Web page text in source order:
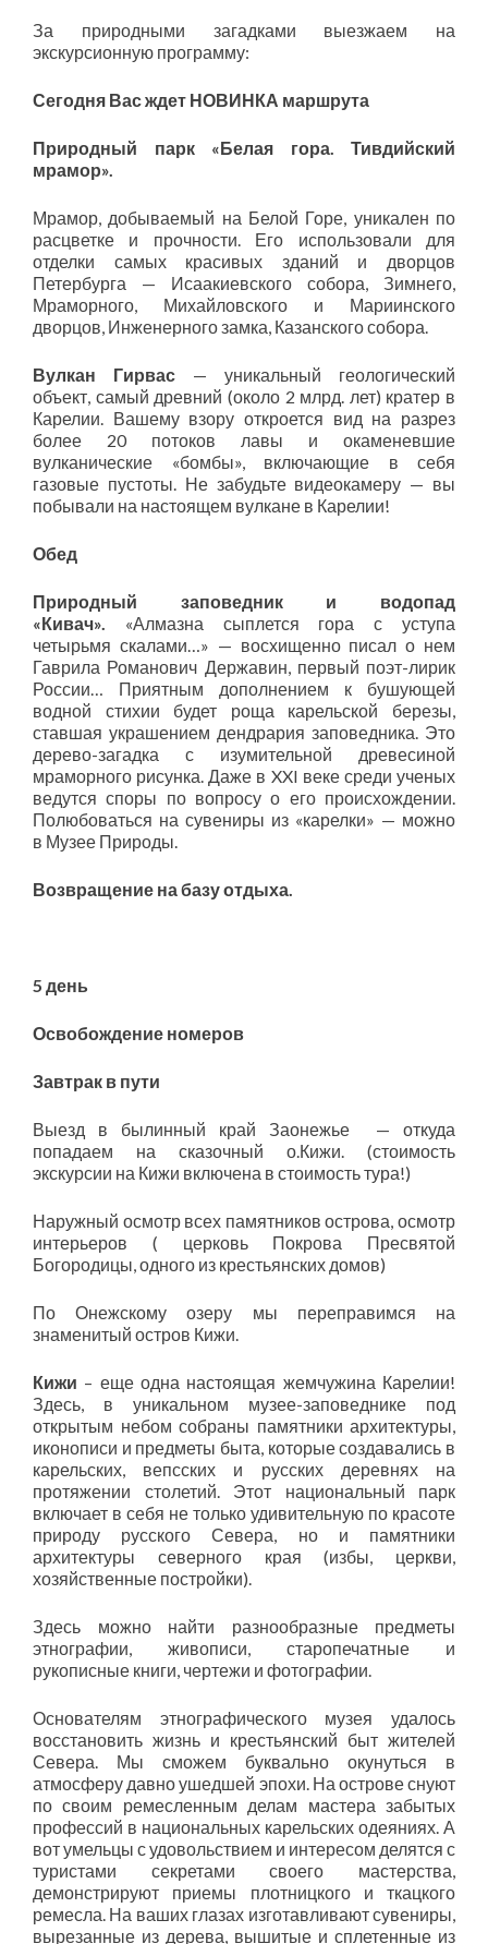
За природными загадками выезжаем на
экскурсионную программу:
Сегодня Вас ждет НОВИНКА маршрута
Природный парк «Белая гора. Тивдийский
мрамор».
Мрамор, добываемый на Белой Горе, уникален по
расцветке и прочности. Его использовали для
отделки самых красивых зданий и дворцов
Петербурга — Исаакиевского собора, Зимнего,
Мраморного, Михайловского и Мариинского
дворцов, Инженерного замка, Казанского собора.
Вулкан Гирвас — уникальный геологический
объект, самый древний (около 2 млрд. лет) кратер в
Карелии. Вашему взору откроется вид на разрез
более 20 потоков лавы и окаменевшие
вулканические «бомбы», включающие в себя
газовые пустоты. Не забудьте видеокамеру — вы
побывали на настоящем вулкане в Карелии!
Обед
Природный заповедник и водопад
«Кивач». «Алмазна сыплется гора с уступа
четырьмя скалами…» — восхищенно писал о нем
Гаврила Романович Державин, первый поэт-лирик
России… Приятным дополнением к бушующей
водной стихии будет роща карельской березы,
ставшая украшением дендрария заповедника. Это
дерево-загадка с изумительной древесиной
мраморного рисунка. Даже в XXI веке среди ученых
ведутся споры по вопросу о его происхождении.
Полюбоваться на сувениры из «карелки» — можно
в Музее Природы.
Возвращение на базу отдыха.
5 день
Освобождение номеров
Завтрак в пути
Выезд в былинный край Заонежье — откуда
попадаем на сказочный о.Кижи. (стоимость
экскурсии на Кижи включена в стоимость тура!)
Наружный осмотр всех памятников острова, осмотр
интерьеров ( церковь Покрова Пресвятой
Богородицы, одного из крестьянских домов)
По Онежскому озеру мы переправимся на
знаменитый остров Кижи.
Кижи – еще одна настоящая жемчужина Карелии!
Здесь, в уникальном музее-заповеднике под
открытым небом собраны памятники архитектуры,
иконописи и предметы быта, которые создавались в
карельских, вепсских и русских деревнях на
протяжении столетий. Этот национальный парк
включает в себя не только удивительную по красоте
природу русского Севера, но и памятники
архитектуры северного края (избы, церкви,
хозяйственные постройки).
Здесь можно найти разнообразные предметы
этнографии, живописи, старопечатные и
рукописные книги, чертежи и фотографии.
Основателям этнографического музея удалось
восстановить жизнь и крестьянский быт жителей
Севера. Мы сможем буквально окунуться в
атмосферу давно ушедшей эпохи. На острове снуют
по своим ремесленным делам мастера забытых
профессий в национальных карельских одеяниях. А
вот умельцы с удовольствием и интересом делятся с
туристами секретами своего мастерства,
демонстрируют приемы плотницкого и ткацкого
ремесла. На ваших глазах изготавливают сувениры,
вырезанные из дерева, вышитые и сплетенные из